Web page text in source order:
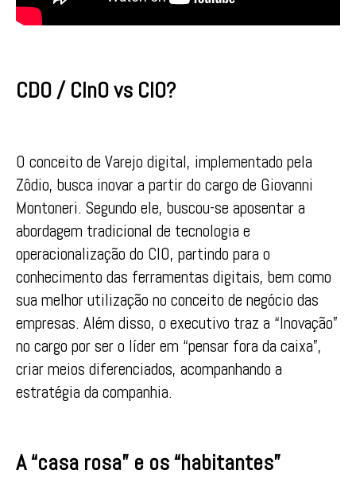
CDO / CInO vs CIO?
O conceito de Varejo digital, implementado pela
Zôdio, busca inovar a partir do cargo de Giovanni
Montoneri. Segundo ele, buscou-se aposentar a
abordagem tradicional de tecnologia e
operacionalização do CIO, partindo para o
conhecimento das ferramentas digitais, bem como
sua melhor utilização no conceito de negócio das
empresas. Além disso, o executivo traz a “Inovação”
no cargo por ser o líder em “pensar fora da caixa”,
criar meios diferenciados, acompanhando a
estratégia da companhia.
A “casa rosa” e os “habitantes”